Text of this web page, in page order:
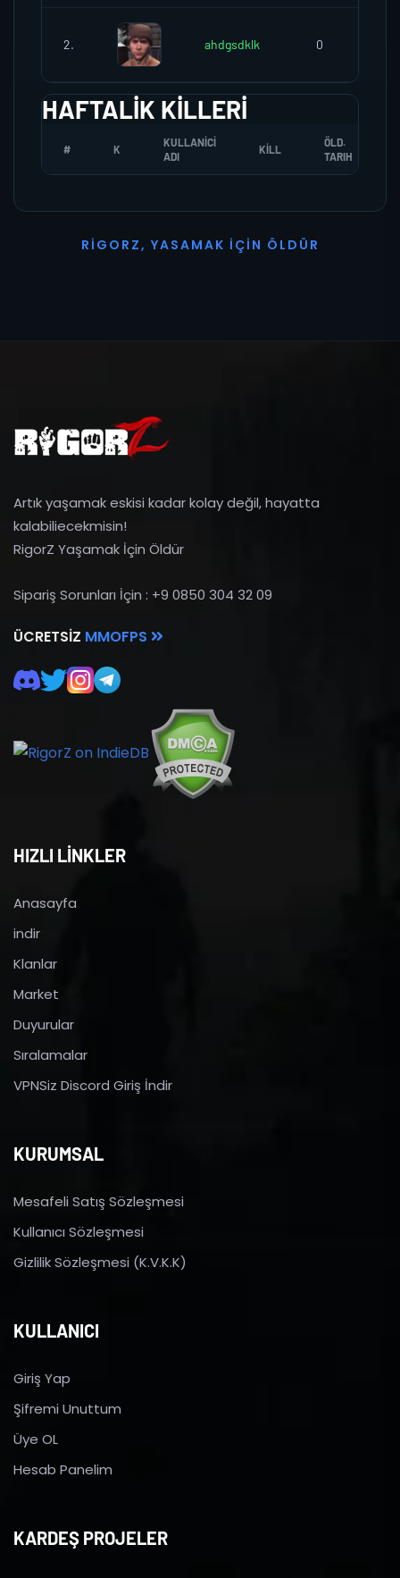
2. ahdgsdklk 0
HAFTALIK KILLERI
# K
KULLANICI
ADI
KILL
ÖLD.
TARIH
R I G O R Z, YASAMAK İ ÇI N Ö L D Ü R
Artık yaşamak eskisi kadar kolay değil, hayatta
kalabiliecekmisin!
RigorZ Yaşamak İçin Öldür
Sipariş Sorunları İçin : +9 0850 304 32 09
ÜCRETSIZ MMOFPS
HIZLI LİNKLER
Anasayfa
indir
Klanlar
Market
Duyurular
Sıralamalar
VPNSiz Discord Giriş İndir
KURUMSAL
Mesafeli Satış Sözleşmesi
Kullanıcı Sözleşmesi
Gizlilik Sözleşmesi (K.V.K.K)
KULLANICI
Giriş Yap
Şifremi Unuttum
Üye OL
Hesab Panelim
KARDEŞ PROJELER